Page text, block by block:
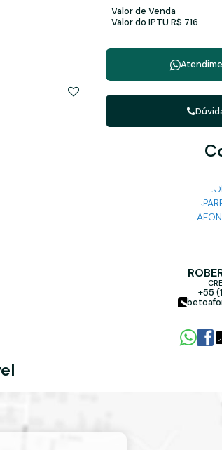
Valor de Venda
Valor do IPTU R$ 716
+55